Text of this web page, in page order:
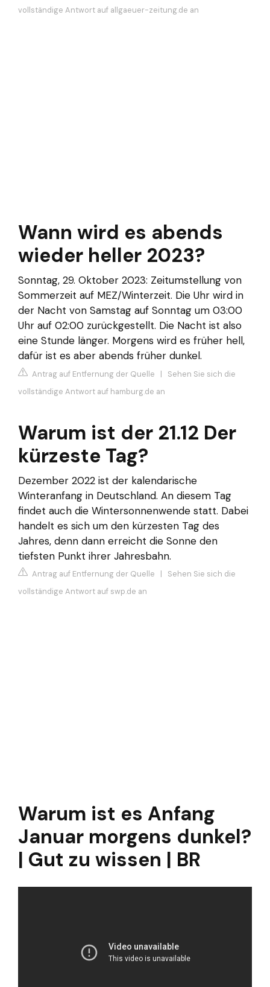
vollständige Antwort auf allgaeuer-zeitung.de an
Wann wird es abends
wieder heller 2023?
Sonntag, 29. Oktober 2023: Zeitumstellung von
Sommerzeit auf MEZ/Winterzeit. Die Uhr wird in
der Nacht von Samstag auf Sonntag um 03:00
Uhr auf 02:00 zurückgestellt. Die Nacht ist also
eine Stunde länger. Morgens wird es früher hell,
dafür ist es aber abends früher dunkel.
Antrag auf Entfernung der Quelle | Sehen Sie sich die
vollständige Antwort auf hamburg.de an
Warum ist der 21.12 Der
kürzeste Tag?
Dezember 2022 ist der kalendarische
Winteranfang in Deutschland. An diesem Tag
findet auch die Wintersonnenwende statt. Dabei
handelt es sich um den kürzesten Tag des
Jahres, denn dann erreicht die Sonne den
tiefsten Punkt ihrer Jahresbahn.
Antrag auf Entfernung der Quelle | Sehen Sie sich die
vollständige Antwort auf swp.de an
Warum ist es Anfang
Januar morgens dunkel?
| Gut zu wissen | BR